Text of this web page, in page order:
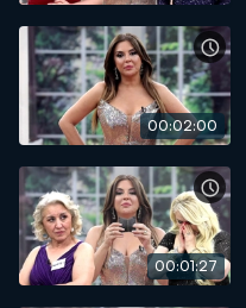
00:02:00
00:01:27